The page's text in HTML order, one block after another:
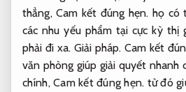
thẳng,Cam kết đúng hẹn. họ có
các nhu yếu phẩm tại cực kỳ thị
phải đi xa. Giải pháp. Cam kết
văn phòng giúp giải quyết nhanh
chính,Cam kết đúng hẹn. từ đó